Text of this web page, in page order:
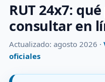
RUT 24x7:
consultar en
Actualizado: agosto 2026 ·
oficiales